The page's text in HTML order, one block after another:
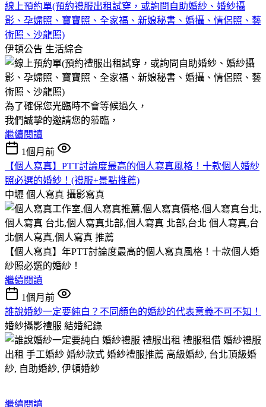
線上預約單(預約禮服出租試穿，或詢問自助婚紗、婚紗攝
影、孕婦照、寶寶照、全家福、新娘秘書、婚攝、情侶照、藝
術照、沙龍照)
伊頓公告 生活綜合
為了確保您光臨時不會等候過久，
我們誠摯的邀請您的蒞臨，
繼續閱讀
1個月前
【個人寫真】PTT討論度最高的個人寫真風格！十款個人婚紗
照必選的婚紗！(禮服+景點推薦)
中壢 個人寫真 攝影寫真
【個人寫真】年PTT討論度最高的個人寫真風格！十款個人婚
紗照必選的婚紗！
繼續閱讀
1個月前
誰說婚紗一定要純白？不同顏色的婚紗的代表意義不可不知！
婚紗攝影禮服 結婚紀錄
繼續閱讀